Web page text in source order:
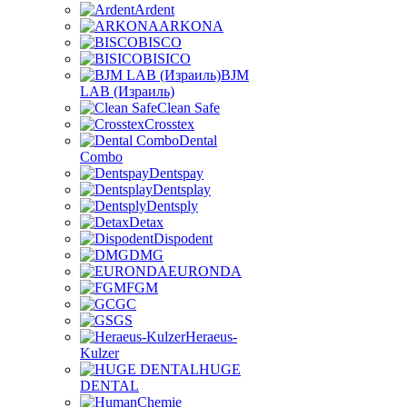
Ardent
ARKONA
BISCO
BISICO
BJM
LAB (Израиль)
Clean Safe
Crosstex
Dental
Combo
Dentspay
Dentsplay
Dentsply
Detax
Dispodent
DMG
EURONDA
FGM
GC
GS
Heraeus-
Kulzer
HUGE
DENTAL